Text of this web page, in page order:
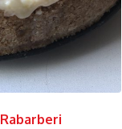
Rabarberi